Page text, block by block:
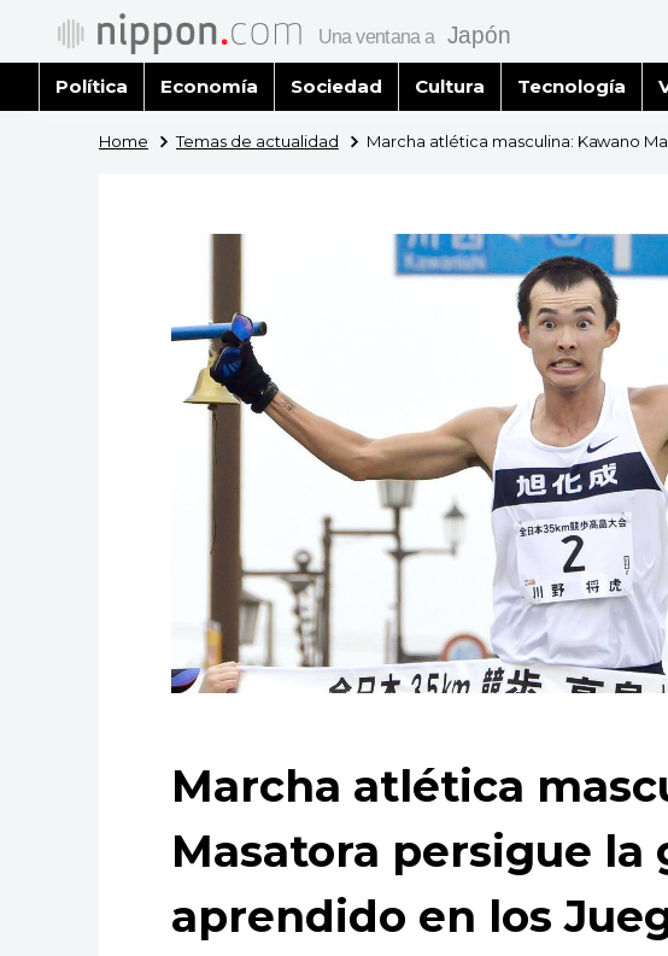
Política Economía Sociedad Cultura Tecnología
Home Temas de actualidad Marcha atlética masculina: Kawano
Marcha atlética
Masatora persigue la
aprendido en los